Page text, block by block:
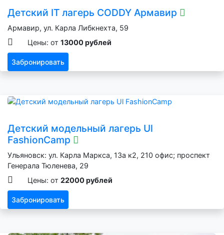
Детский IT лагерь CODDY Армавир
Армавир, ул. Карла Либкнехта, 59
Цены: от 13000 рублей
Забронировать
Детский модельный лагерь Ul
FashionCamp
Ульяновск: ул. Карла Маркса, 13а к2, 210 офис; проспект
Генерала Тюленева, 29
Цены: от 22000 рублей
Забронировать